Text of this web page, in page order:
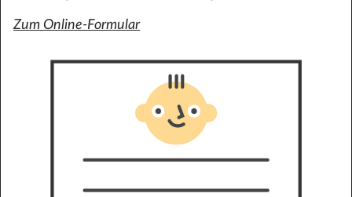
Zum Online-Formular